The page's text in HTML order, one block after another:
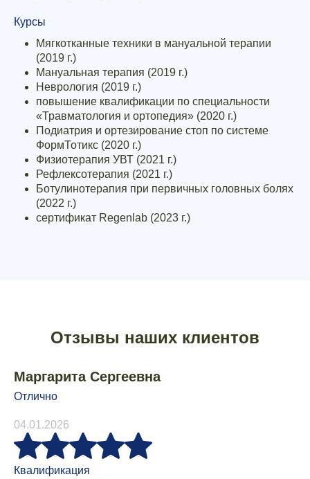
Курсы
Мягкотканные техники в мануальной терапии
(2019 г.)
Мануальная терапия (2019 г.)
Неврология (2019 г.)
повышение квалификации по специальности
«Травматология и ортопедия» (2020 г.)
Подиатрия и ортезирование стоп по системе
ФормТотикс (2020 г.)
Физиотерапия УВТ (2021 г.)
Рефлексотерапия (2021 г.)
Ботулинотерапия при первичных головных болях
(2022 г.)
сертификат Regenlab (2023 г.)
Отзывы наших клиентов
Маргарита Сергеевна
Отлично
04.01.2026
Квалификация